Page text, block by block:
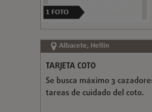
1 FOTO
Albacete, Hellín
TARJETA COTO
Se busca máximo 3
tareas de cuidado del coto.